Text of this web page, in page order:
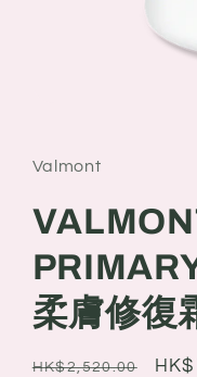
in
modal
Valmont
柔膚修復
Regular
HK$2,520.00
Sale